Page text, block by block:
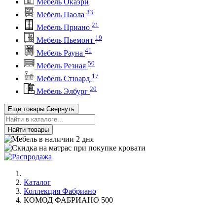
Мебель Окаэри
Мебель Паола 33
Мебель Приано 21
Мебель Пьемонт 19
Мебель Рауна 41
Мебель Резная 50
Мебель Стюард 17
Мебель Элбург 20
Еще товары Свернуть
Найти товары
Каталог
Коллекция Фабриано
КОМОД ФАБРИАНО 500